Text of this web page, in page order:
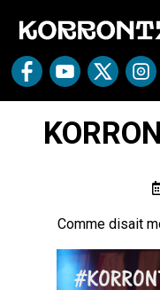
Comme disait